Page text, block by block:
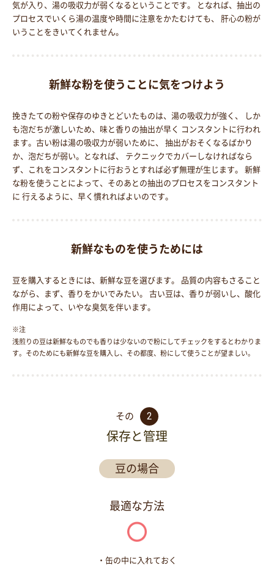
気が入り、湯の吸収力が弱くなるということです。 となれば、抽出の
プロセスでいくら湯の温度や時間に注意をかたむけても、 肝心の粉が
いうことをきいてくれません。
新鮮な粉を使うことに気をつけよう
挽きたての粉や保存のゆきとどいたものは、湯の吸収力が強く、 しか
も泡だちが激しいため、味と香りの抽出が早く コンスタントに行われ
ます。古い粉は湯の吸収力が弱いために、 抽出がおそくなるばかり
か、泡だちが弱い。となれば、 テクニックでカバーしなければなら
ず、これをコンスタントに行おうとすれば必ず無理が生じます。 新鮮
な粉を使うことによって、そのあとの抽出のプロセスをコンスタント
に 行えるように、早く慣れればよいのです。
新鮮なものを使うためには
豆を購入するときには、新鮮な豆を選びます。 品質の内容もさること
ながら、まず、香りをかいでみたい。 古い豆は、香りが弱いし、酸化
作用によって、いやな臭気を伴います。
浅煎りの豆は新鮮なものでも香りは少ないので粉にしてチェックをするとわかりま
す。そのためにも新鮮な豆を購入し、その都度、粉にして使うことが望ましい。
その 2
保存と管理
豆の場合
最適な方法
・缶の中に入れておく